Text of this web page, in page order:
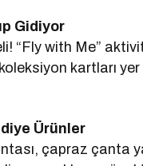
Gidiyor
“Fly with Me”
kartları
Ürünler
çapraz çanta